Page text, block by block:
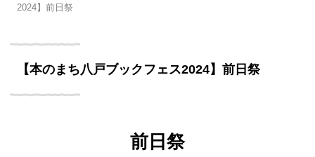
2024】前日祭
【本のまち八戸ブックフェス2024】前日祭
前日祭